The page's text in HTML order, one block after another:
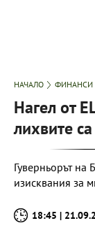
НАЧАЛО ФИНАНСИ
Нагел от
лихвите
Гуверньорът на
изисквания за
18:45 |